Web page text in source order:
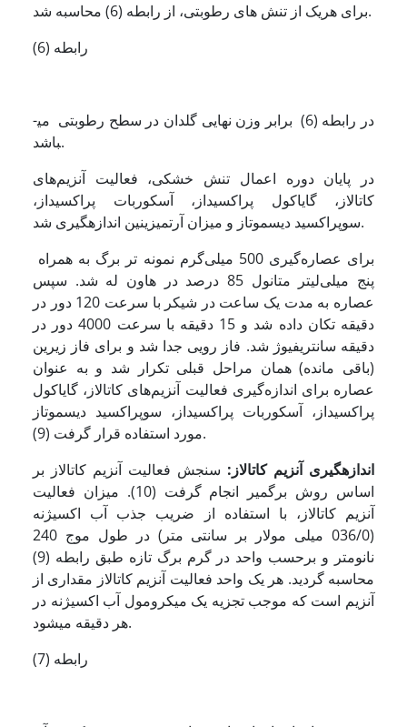
برای هریک از تنش های رطوبتی، از رابطه (6) محاسبه شد.
رابطه (6)
در رابطه (6) برابر وزن نهایی گلدان در سطح رطوبتی می­
باشد.
در پایان دوره اعمال تنش خشکی، فعالیت آنزیم‌های
کاتالاز، گایاکول پراکسیداز، آسکوربات پراکسیداز،
سوپراکسید دیسموتاز و میزان آرتمیزینین اندازه­گیری شد.
پنج میلی‌لیتر متانول 85 درصد در هاون له شد. سپس
عصاره ‌به مدت یک ساعت در شیکر با سرعت 120 دور در
دقیقه تکان داده شد و 15 دقیقه با سرعت 4000 دور در
دقیقه سانتریفیوژ شد. فاز رویی جدا شد و برای فاز زیرین
(باقی مانده) همان مراحل قبلی تکرار شد و به عنوان
عصاره برای اندازه‌گیری فعالیت آنزیم‌های کاتالاز، گایاکول
پراکسیداز، آسکوربات پراکسیداز، سوپراکسید دیسموتاز
مورد استفاده قرار گرفت (9).
اندازه­گیری آنزیم کاتالاز: سنجش فعالیت آنزیم کاتالاز بر
اساس روش برگمیر انجام گرفت (10). میزان فعالیت
آنزیم کاتالاز، با استفاده از ضریب جذب آب اکسیژنه
(036/0 میلی مولار بر سانتی متر) در طول موج 240
نانومتر و برحسب واحد در گرم برگ تازه طبق رابطه (9)
محاسبه گردید. هر یک واحد فعالیت آنزیم کاتالاز مقداری از
آنزیم است که موجب تجزیه یک میکرومول آب اکسیژنه در
هر دقیقه می­شود.
رابطه (7)